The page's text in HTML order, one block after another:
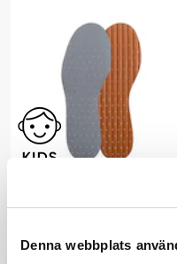
Denna webbplats
DEOSULOR (BARN)
ovälkommen lukt.
Pris:59 kr
59 kr